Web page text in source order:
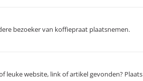
bezoeker van koffiepraat plaatsnemen.
leuke website, link of artikel gevonden? Plaats